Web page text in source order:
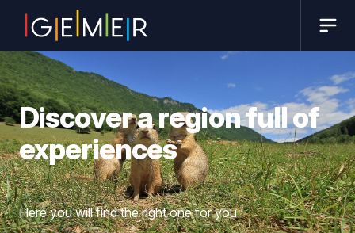
Discover a region full of
experiences
Here you will find the right one for you